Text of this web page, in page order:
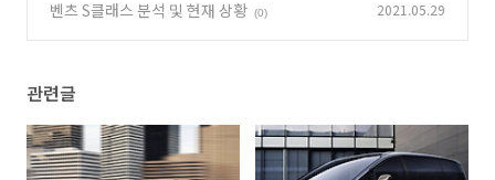
벤츠 S클래스 분석 및 현재 상황 (0) 2021.05.29
관련글